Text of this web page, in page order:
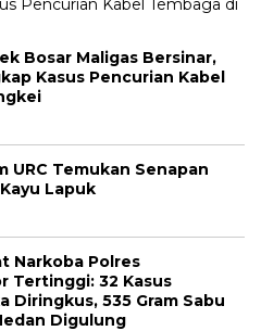
Bosar Maligas Bersinar,
Kasus Pencurian Kabel
URC Temukan Senapan
Lapuk
Narkoba Polres
Tertinggi: 32 Kasus
Diringkus, 535 Gram Sabu
Digulung